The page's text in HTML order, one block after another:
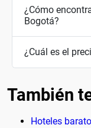
¿Cómo
Bogotá?
¿Cuál es el
También
Hoteles